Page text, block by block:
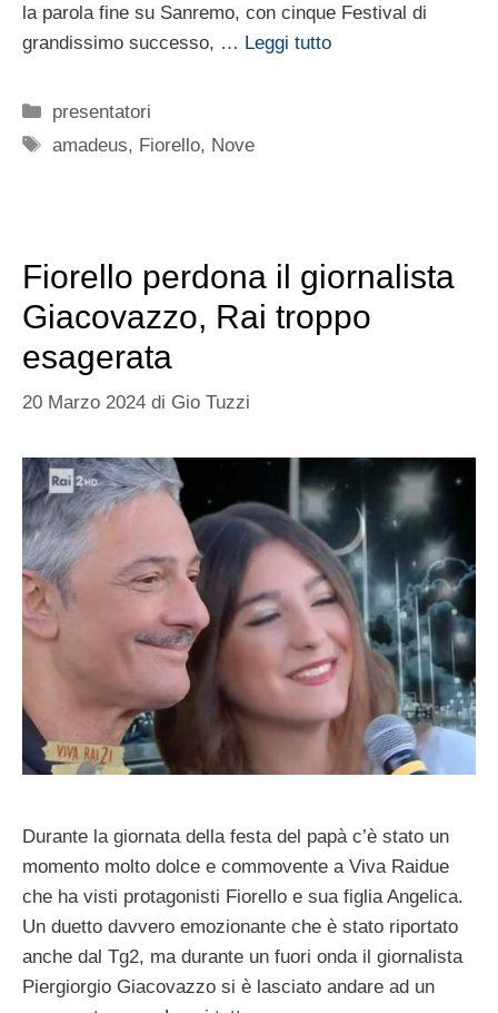
la parola fine su Sanremo, con cinque Festival di
grandissimo successo, … Leggi tutto
Categorie
presentatori
Tag
amadeus, Fiorello, Nove
Fiorello perdona il giornalista
Giacovazzo, Rai troppo
esagerata
20 Marzo 2024 di Gio Tuzzi
Durante la giornata della festa del papà c’è stato un
momento molto dolce e commovente a Viva Raidue
che ha visti protagonisti Fiorello e sua figlia Angelica.
Un duetto davvero emozionante che è stato riportato
anche dal Tg2, ma durante un fuori onda il giornalista
Piergiorgio Giacovazzo si è lasciato andare ad un